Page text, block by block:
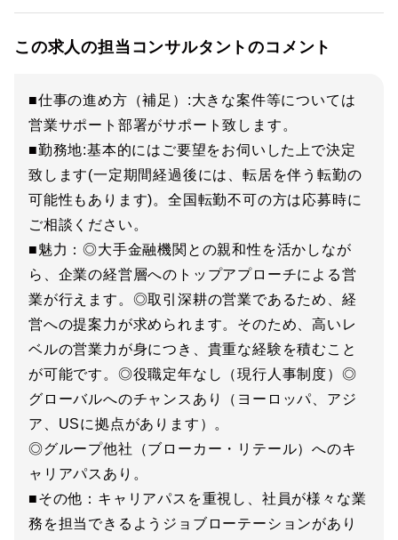
この求人の担当コンサルタントのコメント
■仕事の進め方（補足）:大きな案件等については
営業サポート部署がサポート致します。
■勤務地:基本的にはご要望をお伺いした上で決定
致します(一定期間経過後には、転居を伴う転勤の
可能性もあります)。全国転勤不可の方は応募時に
ご相談ください。
■魅力：◎大手金融機関との親和性を活かしなが
ら、企業の経営層へのトップアプローチによる営
業が行えます。◎取引深耕の営業であるため、経
営への提案力が求められます。そのため、高いレ
ベルの営業力が身につき、貴重な経験を積むこと
が可能です。◎役職定年なし（現行人事制度）◎
グローバルへのチャンスあり（ヨーロッパ、アジ
ア、USに拠点があります）。
◎グループ他社（ブローカー・リテール）へのキ
ャリアパスあり。
■その他：キャリアパスを重視し、社員が様々な業
務を担当できるようジョブローテーションがあり